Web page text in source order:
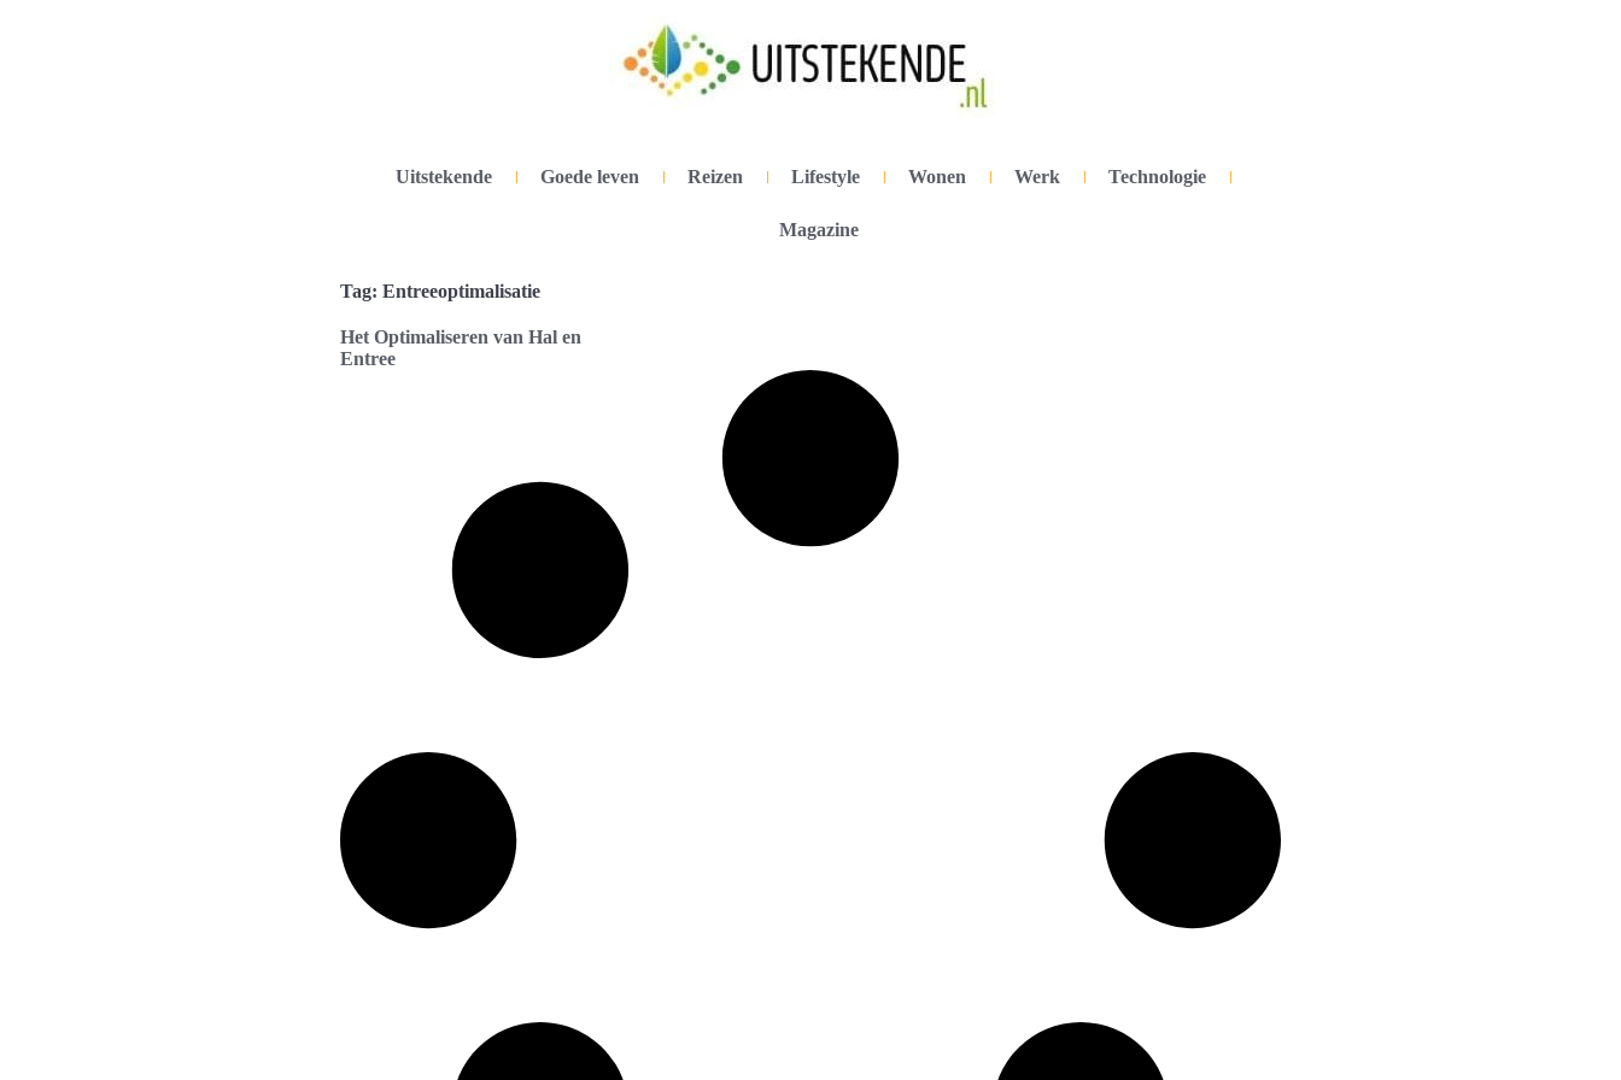
Uitstekende Goede leven Reizen Lifestyle Wonen Werk Technologie
Magazine
Tag: Entreeoptimalisatie
Het Optimaliseren van Hal en
Entree